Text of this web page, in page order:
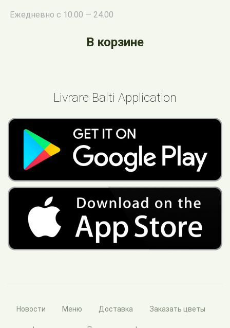
Ежедневно с 10.00 — 24.00
В корзине
Livrare Balti Application
Новости Меню Доставка Заказать цветы